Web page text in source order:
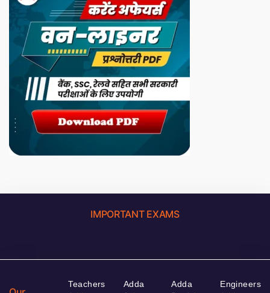
IMPORTANT EXAMS
Teachers
Adda
Adda
Engineers